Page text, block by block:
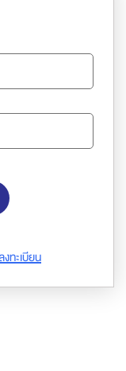
งทะเบียน